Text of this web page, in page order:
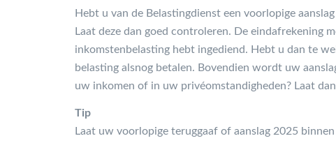
Hebt u van de Belastingdienst een voorlopige
Laat deze dan goed controleren. De eindafrekening
inkomstenbelasting hebt ingediend. Hebt u dan te
belasting alsnog betalen. Bovendien wordt uw
uw inkomen of in uw privéomstandigheden? Laat
Tip
Laat uw voorlopige teruggaaf of aanslag 2025